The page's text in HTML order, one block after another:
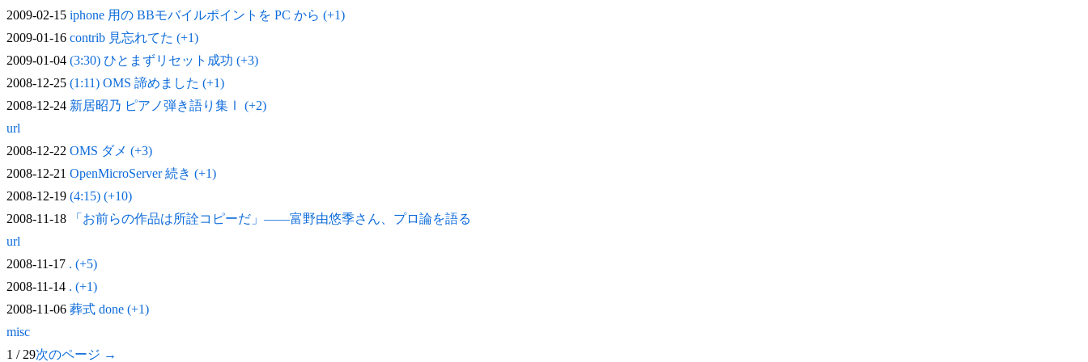
2009-02-15 iphone 用の BBモバイルポイントを PC から (+1)
2009-01-16 contrib 見忘れてた (+1)
2009-01-04 (3:30) ひとまずリセット成功 (+3)
2008-12-25 (1:11) OMS 諦めました (+1)
2008-12-24 新居昭乃 ピアノ弾き語り集Ⅰ (+2)
url
2008-12-22 OMS ダメ (+3)
2008-12-21 OpenMicroServer 続き (+1)
2008-12-19 (4:15) (+10)
2008-11-18
「お前らの作品は所詮コピーだ」——富野由悠季さん、プロ論を語る
url
2008-11-17 . (+5)
2008-11-14 . (+1)
2008-11-06 葬式 done (+1)
misc
1 / 29次のページ →